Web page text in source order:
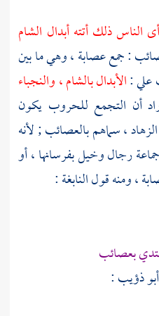
الناس ذلك أتته أبدال الشام
: جمع عصابة ، وهي ما بين
علي:الأبدالبالشام، والنجباء
أن التجمع للحروب يكون
، سماهم بالعصائب ; لأنه
رجال وخيل بفرسانها ، أو
، ومنه قولالنابغة:
بعصائب
أبو ذؤيب: